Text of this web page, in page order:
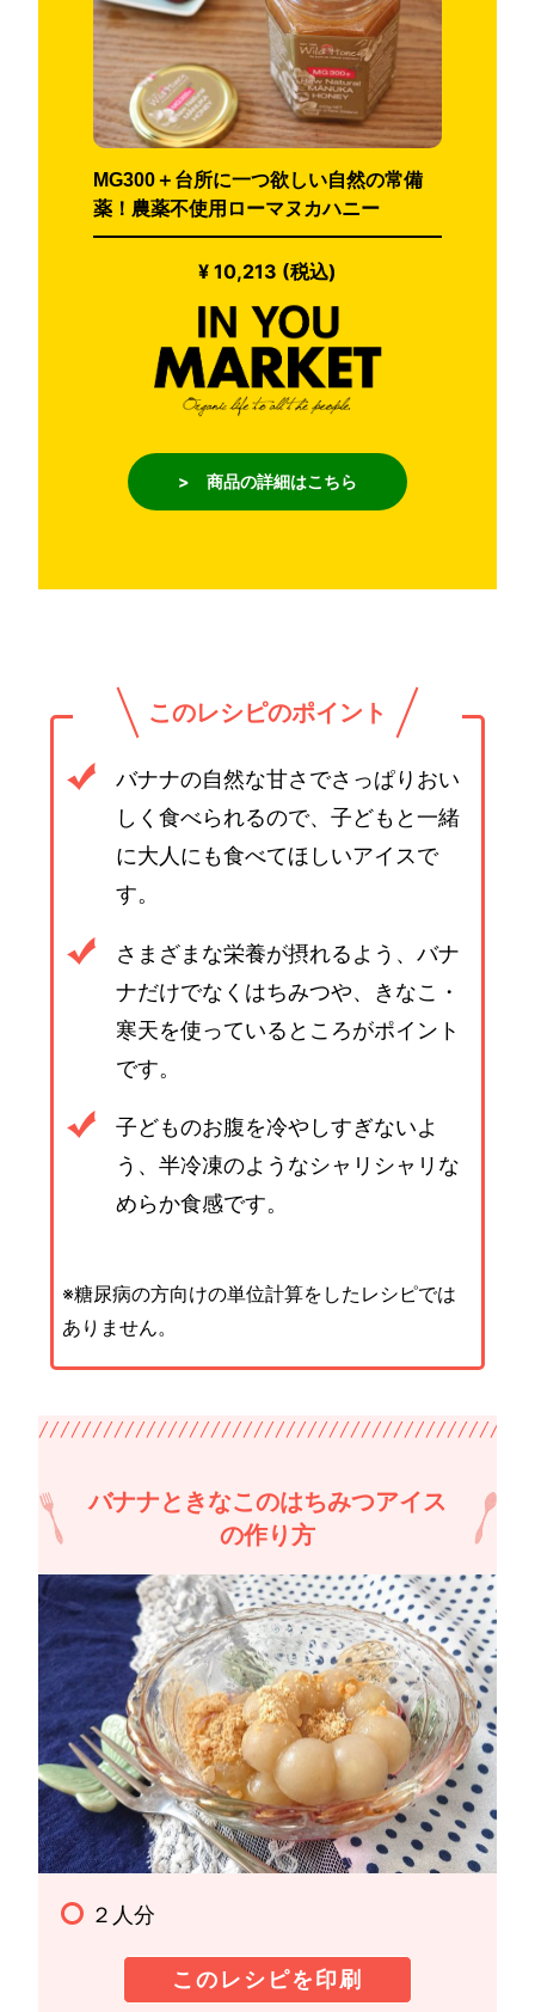
MG300＋台所に一つ欲しい自然の常備
薬！農薬不使用ローマヌカハニー
¥ 10,213 (税込)
> 商品の詳細はこちら
このレシピのポイント
バナナの自然な甘さでさっぱりおい
しく食べられるので、子どもと一緒
に大人にも食べてほしいアイスで
す。
さまざまな栄養が摂れるよう、バナ
ナだけでなくはちみつや、きなこ・
寒天を使っているところがポイント
です。
子どものお腹を冷やしすぎないよ
う、半冷凍のようなシャリシャリな
めらか食感です。
※糖尿病の方向けの単位計算をしたレシピでは
ありません。
バナナときなこのはちみつアイス
の作り方
２人分
このレシピを印刷